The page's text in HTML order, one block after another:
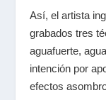
Así, el artista
grabados tres
aguafuerte,
intención por
efectos